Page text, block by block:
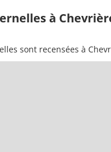
à
sont recensées à